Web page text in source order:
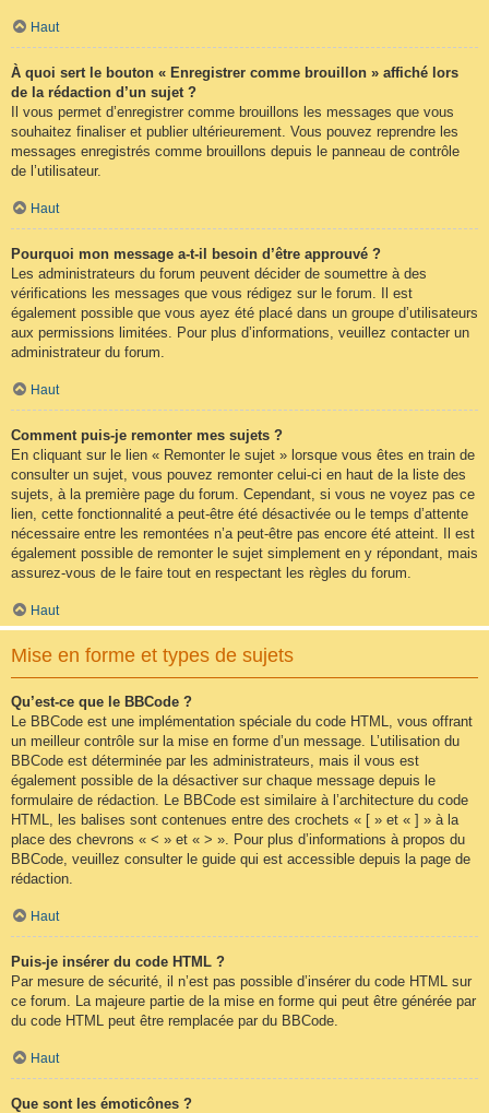
Haut
À quoi sert le bouton « Enregistrer comme brouillon » affiché lors
de la rédaction d’un sujet ?
Il vous permet d’enregistrer comme brouillons les messages que vous
souhaitez finaliser et publier ultérieurement. Vous pouvez reprendre les
messages enregistrés comme brouillons depuis le panneau de contrôle
de l’utilisateur.
Haut
Pourquoi mon message a-t-il besoin d’être approuvé ?
Les administrateurs du forum peuvent décider de soumettre à des
vérifications les messages que vous rédigez sur le forum. Il est
également possible que vous ayez été placé dans un groupe d’utilisateurs
aux permissions limitées. Pour plus d’informations, veuillez contacter un
administrateur du forum.
Haut
Comment puis-je remonter mes sujets ?
En cliquant sur le lien « Remonter le sujet » lorsque vous êtes en train de
consulter un sujet, vous pouvez remonter celui-ci en haut de la liste des
sujets, à la première page du forum. Cependant, si vous ne voyez pas ce
lien, cette fonctionnalité a peut-être été désactivée ou le temps d’attente
nécessaire entre les remontées n’a peut-être pas encore été atteint. Il est
également possible de remonter le sujet simplement en y répondant, mais
assurez-vous de le faire tout en respectant les règles du forum.
Haut
Mise en forme et types de sujets
Qu’est-ce que le BBCode ?
Le BBCode est une implémentation spéciale du code HTML, vous offrant
un meilleur contrôle sur la mise en forme d’un message. L’utilisation du
BBCode est déterminée par les administrateurs, mais il vous est
également possible de la désactiver sur chaque message depuis le
formulaire de rédaction. Le BBCode est similaire à l’architecture du code
HTML, les balises sont contenues entre des crochets « [ » et « ] » à la
place des chevrons « < » et « > ». Pour plus d’informations à propos du
BBCode, veuillez consulter le guide qui est accessible depuis la page de
rédaction.
Haut
Puis-je insérer du code HTML ?
Par mesure de sécurité, il n’est pas possible d’insérer du code HTML sur
ce forum. La majeure partie de la mise en forme qui peut être générée par
du code HTML peut être remplacée par du BBCode.
Haut
Que sont les émoticônes ?